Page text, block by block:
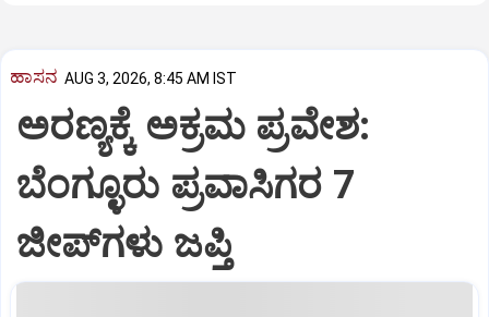
ಹಾಸನ AUG 3, 2026, 8:45 AM IST
ಅರಣ್ಯಕ್ಕೆ ಅಕ್ರಮ ಪ್ರವೇಶ:
ಬೆಂಗ್ಳೂರು ಪ್ರವಾಸಿಗರ 7
ಜೀಪ್‌ಗಳು ಜಪ್ತಿ